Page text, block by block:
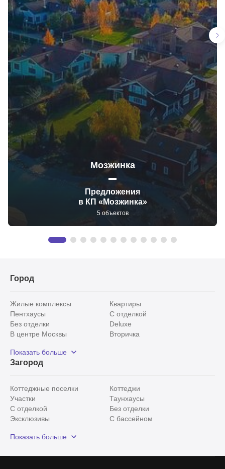
Мозжинка
Предложения
в КП «Мозжинка»
5 объектов
Город
Жилые комплексы
Квартиры
Пентхаусы
С отделкой
Без отделки
Deluxe
В центре Москвы
Вторичка
Рядом с парком
С панорамными окнами
Показать больше
Загород
Коттеджные поселки
Коттеджи
Участки
Таунхаусы
С отделкой
Без отделки
Эксклюзивы
С бассейном
Красногорский район
Показать больше